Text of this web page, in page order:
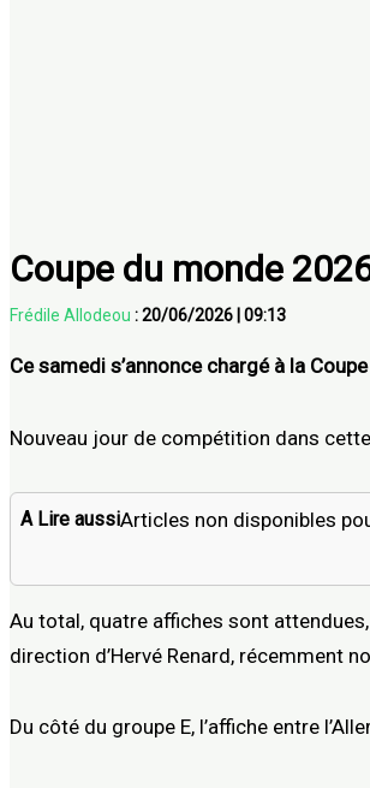
Coupe du monde
Frédile Allodeou :20/06/2026 09:13
Ce samedi s’annonce chargé à la
Nouveau jour de compétition dans
A Lire aussiArticles non disponibles
Au total, quatre affiches sont
direction d’Hervé Renard, récemment
Du côté du groupe E, l’affiche entre